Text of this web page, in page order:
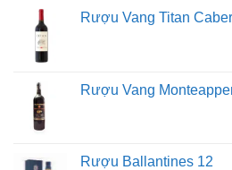
Rượu Vang Titan
Rượu Vang
Rượu Ballantines 12